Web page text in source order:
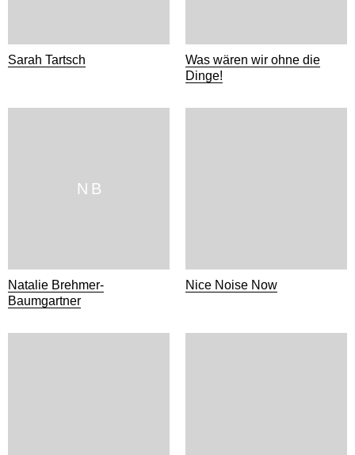
Sarah Tartsch
Was wären wir ohne die
Dinge!
N B
Natalie Brehmer-
Baumgartner
Nice Noise Now